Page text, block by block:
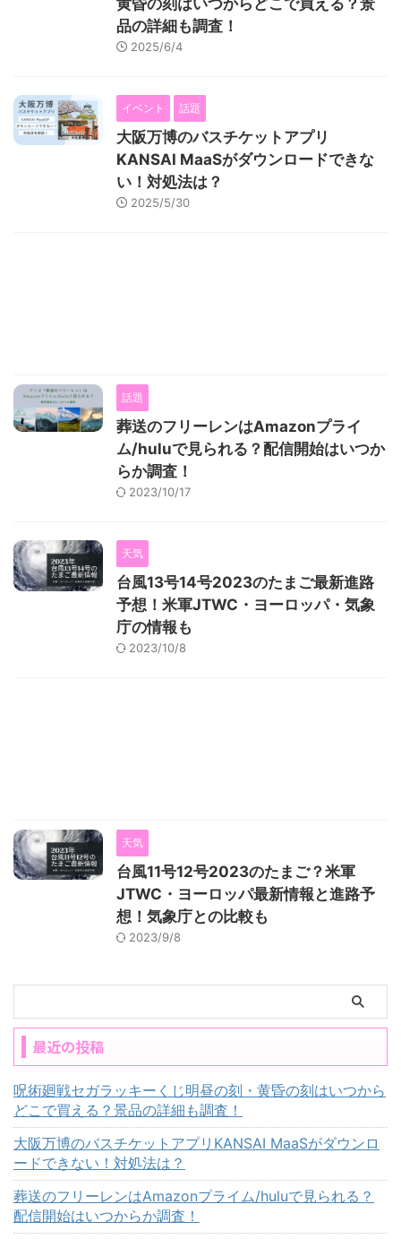
黄昏の刻はいつからどこで買える？景
品の詳細も調査！
2025/6/4
イベント 話題
大阪万博のバスチケットアプリ
KANSAI MaaSがダウンロードできな
い！対処法は？
2025/5/30
話題
葬送のフリーレンはAmazonプライ
ム/huluで見られる？配信開始はいつか
らか調査！
2023/10/17
天気
台風13号14号2023のたまご最新進路
予想！米軍JTWC・ヨーロッパ・気象
庁の情報も
2023/10/8
天気
台風11号12号2023のたまご？米軍
JTWC・ヨーロッパ最新情報と進路予
想！気象庁との比較も
2023/9/8
最近の投稿
呪術廻戦セガラッキーくじ明昼の刻・黄昏の刻はいつから
どこで買える？景品の詳細も調査！
大阪万博のバスチケットアプリKANSAI MaaSがダウンロ
ードできない！対処法は？
葬送のフリーレンはAmazonプライム/huluで見られる？
配信開始はいつからか調査！